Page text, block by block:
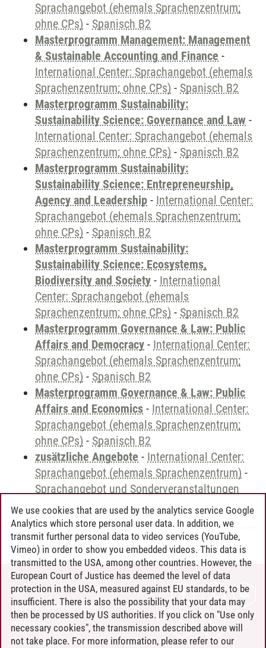
Sprachangebot (ehemals Sprachenzentrum;
ohne CPs) - Spanisch B2
Masterprogramm Management: Management
& Sustainable Accounting and Finance -
International Center: Sprachangebot (ehemals
Sprachenzentrum; ohne CPs) - Spanisch B2
Masterprogramm Sustainability:
Sustainability Science: Governance and Law -
International Center: Sprachangebot (ehemals
Sprachenzentrum; ohne CPs) - Spanisch B2
Masterprogramm Sustainability:
Sustainability Science: Entrepreneurship,
Agency and Leadership - International Center:
Sprachangebot (ehemals Sprachenzentrum;
ohne CPs) - Spanisch B2
Masterprogramm Sustainability:
Sustainability Science: Ecosystems,
Biodiversity and Society - International
Center: Sprachangebot (ehemals
Sprachenzentrum; ohne CPs) - Spanisch B2
Masterprogramm Governance & Law: Public
Affairs and Democracy - International Center:
Sprachangebot (ehemals Sprachenzentrum;
ohne CPs) - Spanisch B2
Masterprogramm Governance & Law: Public
Affairs and Economics - International Center:
Sprachangebot (ehemals Sprachenzentrum;
ohne CPs) - Spanisch B2
zusätzliche Angebote - International Center:
Sprachangebot (ehemals Sprachenzentrum) -
Sprachangebot und Sonderveranstaltungen
Andreea Tribel 30.06.2024
CONTACT
LEUPHANA AS EMPLOYER
INTRANET
SITE NOTICE
We use cookies that are used by the analytics service Google
Analytics which store personal user data. In addition, we
transmit further personal data to video services (YouTube,
Vimeo) in order to show you embedded videos. This data is
transmitted to the USA, among other countries. However, the
European Court of Justice has deemed the level of data
protection in the USA, measured against EU standards, to be
insufficient. There is also the possibility that your data may
then be processed by US authorities. If you click on "Use only
necessary cookies", the transmission described above will
not take place. For more information, please refer to our